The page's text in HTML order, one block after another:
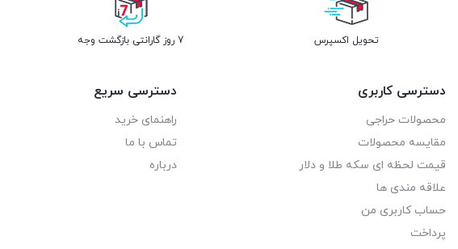
تحویل اکسپرس 7 روز گارانتی بازگشت وجه
دسترسی کاربری
محصولات حراجی
مقایسه محصولات
قیمت لحظه ای سکه طلا و دلار
علاقه مندی ها
حساب کاربری من
پرداخت
دسترسی سریع
راهنمای خرید
تماس با ما
درباره